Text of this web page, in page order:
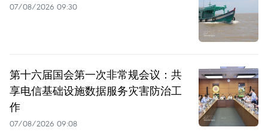
07/08/2026 09:30
第十六届国会第一次非常规会议：共
享电信基础设施数据服务灾害防治工
作
07/08/2026 09:08